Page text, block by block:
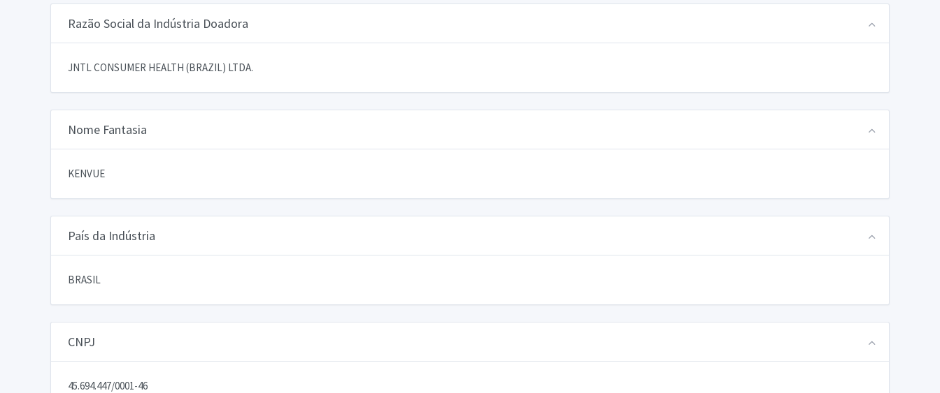
Razão Social da Indústria Doadora
JNTL CONSUMER HEALTH (BRAZIL) LTDA.
Nome Fantasia
KENVUE
País da Indústria
BRASIL
CNPJ
45.694.447/0001-46